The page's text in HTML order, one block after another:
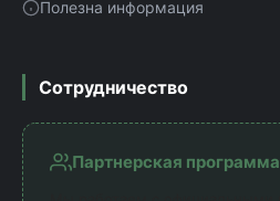
Полезна информация
Сотрудничество
Партнерская программа